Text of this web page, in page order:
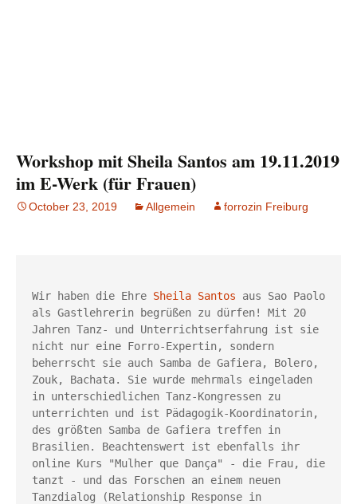
Workshop mit Sheila Santos am 19.11.2019
im E-Werk (für Frauen)
October 23, 2019 Allgemein forrozin Freiburg
Wir haben die Ehre Sheila Santos aus Sao Paolo
als Gastlehrerin begrüßen zu dürfen! Mit 20
Jahren Tanz- und Unterrichtserfahrung ist sie
nicht nur eine Forro-Expertin, sondern
beherrscht sie auch Samba de Gafiera, Bolero,
Zouk, Bachata. Sie wurde mehrmals eingeladen
in unterschiedlichen Tanz-Kongressen zu
unterrichten und ist Pädagogik-Koordinatorin,
des größten Samba de Gafiera treffen in
Brasilien. Beachtenswert ist ebenfalls ihr
online Kurs "Mulher que Dança" - die Frau, die
tanzt - und das Forschen an einem neuen
Tanzdialog (Relationship Response in